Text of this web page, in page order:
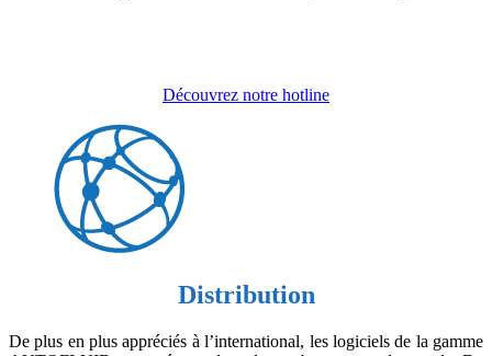
Découvrez notre hotline
Distribution
De plus en plus appréciés à l’international, les logiciels de la gamme